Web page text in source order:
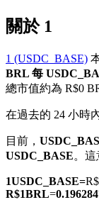
幣本位永續
以數字貨幣
美股、外匯
關於 1
1 (USDC_BASE)
BRL 每
總市值約為 R$0
在過去的 24 小時
目前，
USDC_BASE。這
1USDC_BASE=R$
R$1BRL=